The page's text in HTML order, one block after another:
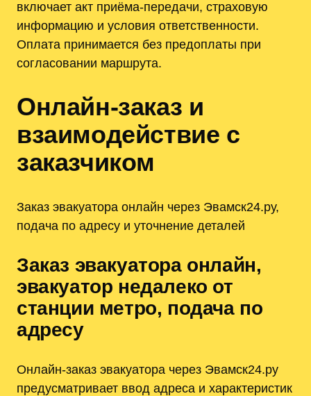
включает акт приёма-передачи, страховую
информацию и условия ответственности.
Оплата принимается без предоплаты при
согласовании маршрута.
Онлайн-заказ и
взаимодействие с
заказчиком
Заказ эвакуатора онлайн через Эвамск24.ру,
подача по адресу и уточнение деталей
Заказ эвакуатора онлайн,
эвакуатор недалеко от
станции метро, подача по
адресу
Онлайн-заказ эвакуатора через Эвамск24.ру
предусматривает ввод адреса и характеристик